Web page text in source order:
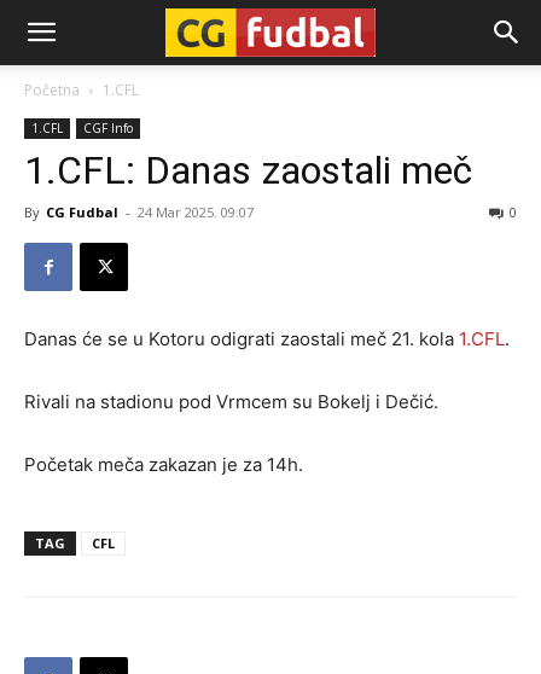
CG-
Fudbal
Početna 1.CFL
1.CFL CGF Info
1.CFL: Danas zaostali meč
By CG Fudbal - 24 Mar 2025. 09:07 0
Danas će se u Kotoru odigrati zaostali meč 21. kola 1.CFL.
Rivali na stadionu pod Vrmcem su Bokelj i Dečić.
Početak meča zakazan je za 14h.
TAG CFL